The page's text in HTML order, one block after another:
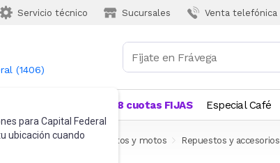
Servicio técnico Sucursales Venta telefónica
(1406)
para Capital Federal
ubicación cuando
18 cuotas FIJAS Especial Café
Accesorios para autos y motos Repuestos y accesorios